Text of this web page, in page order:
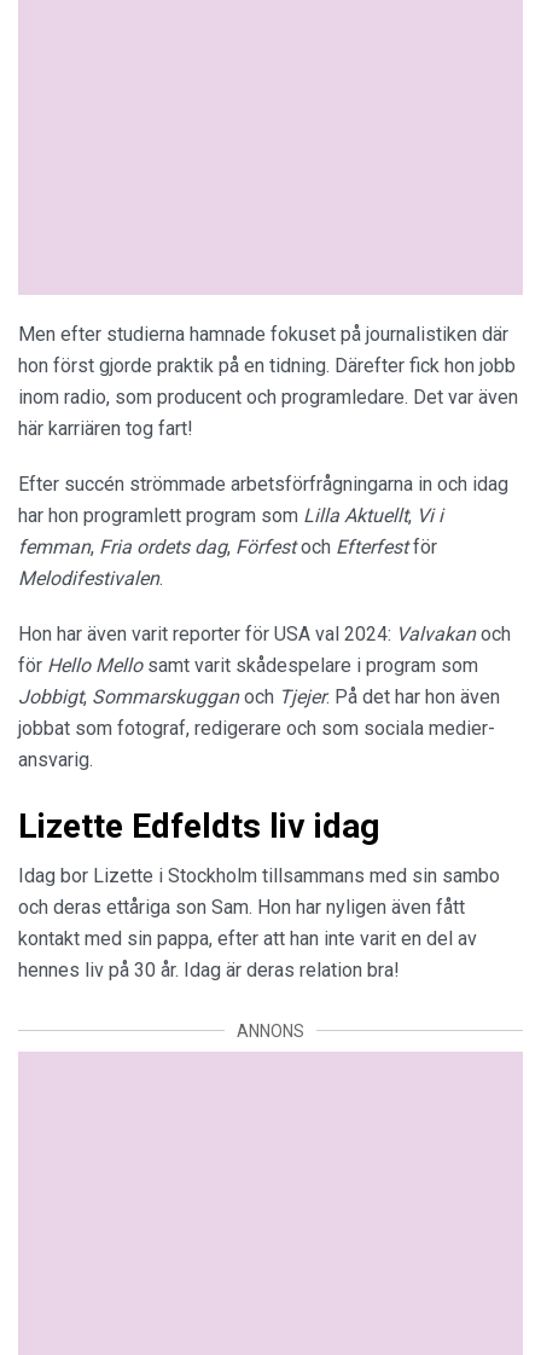
Men efter studierna hamnade fokuset på journalistiken där
hon först gjorde praktik på en tidning. Därefter fick hon jobb
inom radio, som producent och programledare. Det var även
här karriären tog fart!
Efter succén strömmade arbetsförfrågningarna in och idag
har hon programlett program som Lilla Aktuellt, Vi i
femman, Fria ordets dag, Förfestoch Efterfestför
Melodifestivalen.
Hon har även varit reporter för USA val 2024: Valvakanoch
för Hello Mello samt varit skådespelare i program som
Jobbigt, Sommarskugganoch Tjejer. På det har hon även
jobbat som fotograf, redigerare och som sociala medier-
ansvarig.
Lizette Edfeldts liv idag
Idag bor Lizette i Stockholm tillsammans med sin sambo
och deras ettåriga son Sam. Hon har nyligen även fått
kontakt med sin pappa, efter att han inte varit en del av
hennes liv på 30 år. Idag är deras relation bra!
ANNONS